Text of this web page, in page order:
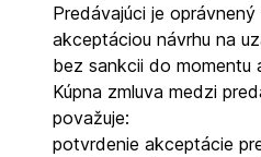
Predávajúci je
akceptáciou návrhu na
bez sankcii do momentu
Kúpna zmluva medzi
považuje:
potvrdenie akceptácie